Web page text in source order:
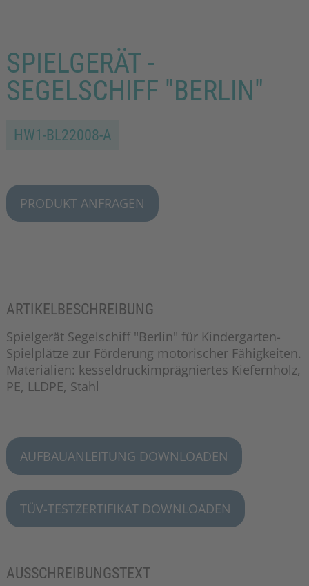
SPIELGERÄT -
SEGELSCHIFF "BERLIN"
HW1-BL22008-A
PRODUKT ANFRAGEN
ARTIKELBESCHREIBUNG
Spielgerät Segelschiff "Berlin" für Kindergarten-
Spielplätze zur Förderung motorischer Fähigkeiten.
Materialien: kesseldruckimprägniertes Kiefernholz,
PE, LLDPE, Stahl
AUFBAUANLEITUNG DOWNLOADEN
TÜV-TESTZERTIFIKAT DOWNLOADEN
AUSSCHREIBUNGSTEXT